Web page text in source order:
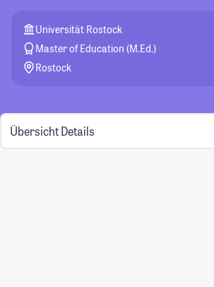
Universität Rostock
Master of Education (M.Ed.)
Rostock
Übersicht Details